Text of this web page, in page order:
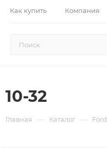
Как купить Компания
10-32
Главная — Каталог — Ford